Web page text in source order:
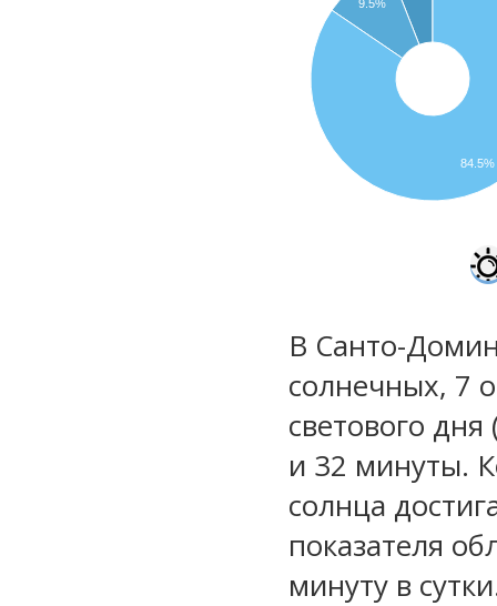
9.5%
84.5%
В Санто-
солнечных, 7
светового дня
и 32 минуты.
солнца
показателя
минуту в